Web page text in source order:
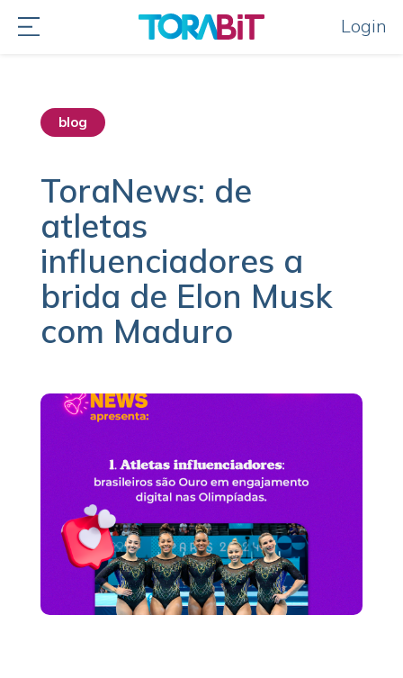
Login
blog
ToraNews: de
atletas
influenciadores a
brida de Elon Musk
com Maduro